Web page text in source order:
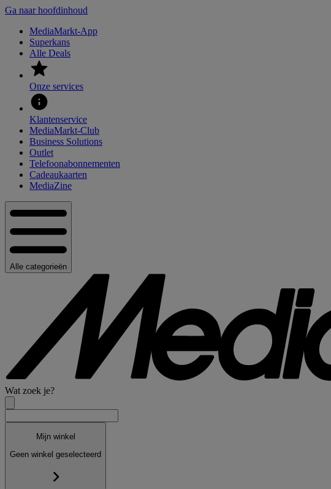
Ga naar hoofdinhoud
MediaMarkt-App
Superkans
Alle Deals
Onze services
Klantenservice
MediaMarkt-Club
Business Solutions
Outlet
Telefoonabonnementen
Cadeaukaarten
MediaZine
Alle categorieën
Wat zoek je?
Mijn winkel
Geen winkel geselecteerd